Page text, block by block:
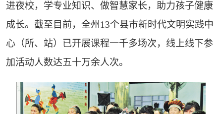
进夜校，学专业知识、做智慧家长，助力孩子健康
成长。截至目前，全州13个县市新时代文明实践中
心（所、站）已开展课程一千多场次，线上线下参
加活动人数达五十万余人次。